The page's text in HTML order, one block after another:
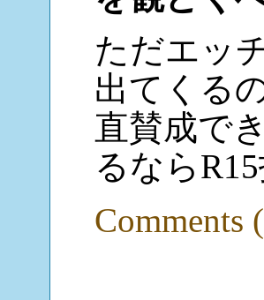
ただエッ
出てくる
直賛成で
るなら
Comments